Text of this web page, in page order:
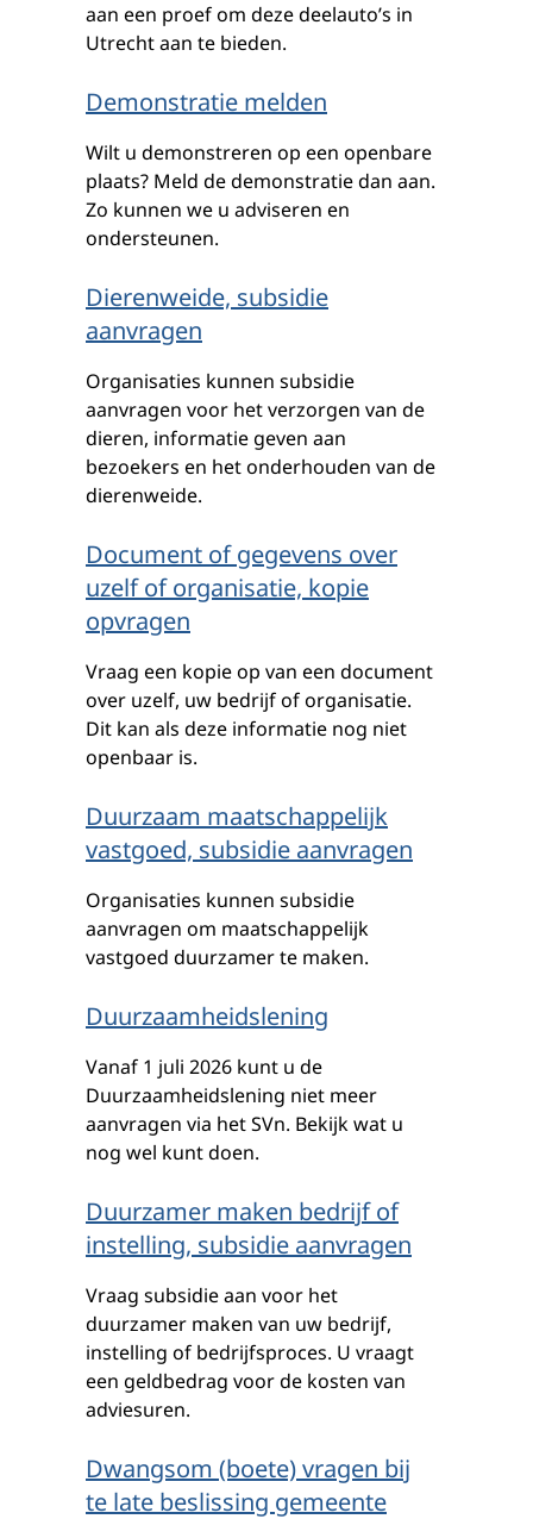
aan een proef om deze deelauto’s in
Utrecht aan te bieden.
Demonstratie melden
Wilt u demonstreren op een openbare
plaats? Meld de demonstratie dan aan.
Zo kunnen we u adviseren en
ondersteunen.
Dierenweide, subsidie
aanvragen
Organisaties kunnen subsidie
aanvragen voor het verzorgen van de
dieren, informatie geven aan
bezoekers en het onderhouden van de
dierenweide.
Document of gegevens over
uzelf of organisatie, kopie
opvragen
Vraag een kopie op van een document
over uzelf, uw bedrijf of organisatie.
Dit kan als deze informatie nog niet
openbaar is.
Duurzaam maatschappelijk
vastgoed, subsidie aanvragen
Organisaties kunnen subsidie
aanvragen om maatschappelijk
vastgoed duurzamer te maken.
Duurzaamheidslening
Vanaf 1 juli 2026 kunt u de
Duurzaamheidslening niet meer
aanvragen via het SVn. Bekijk wat u
nog wel kunt doen.
Duurzamer maken bedrijf of
instelling, subsidie aanvragen
Vraag subsidie aan voor het
duurzamer maken van uw bedrijf,
instelling of bedrijfsproces. U vraagt
een geldbedrag voor de kosten van
adviesuren.
Dwangsom (boete) vragen bij
te late beslissing gemeente